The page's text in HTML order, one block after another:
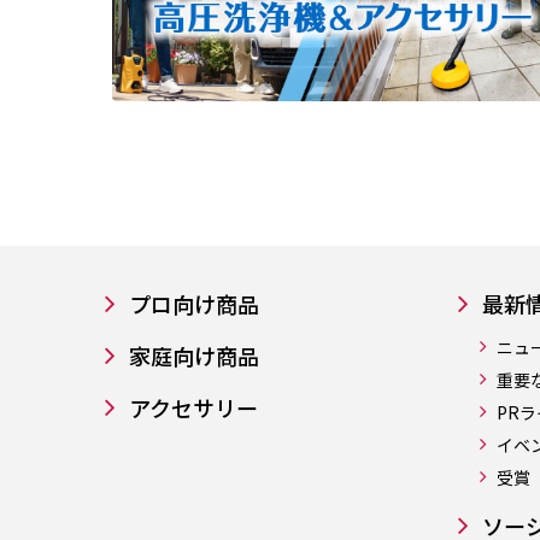
プロ向け商品
家庭向け商品
アクセサリー
最新
ニュ
重要
PR
イベ
受賞
ソー